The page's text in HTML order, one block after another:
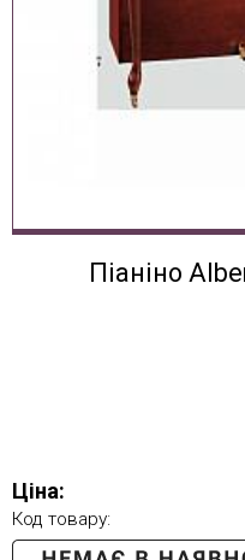
Піаніно
Ціна:
Код товару: